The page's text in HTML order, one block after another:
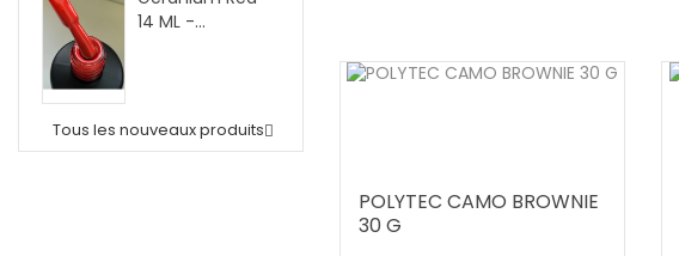
14 ML -...
Tous les nouveaux produits 
POLYTEC CAMO BROWNIE
30 G